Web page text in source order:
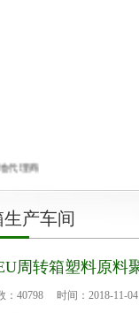
商加盟合作。
生产车间
周转箱塑料原料
：40798 时间：2018-11-04